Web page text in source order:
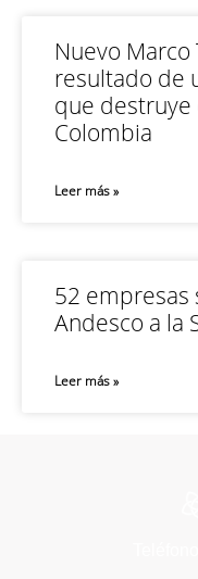
Nuevo
resultado de
que destruye
Colombia
Leer más »
52 empresas
Andesco a la
Leer más »